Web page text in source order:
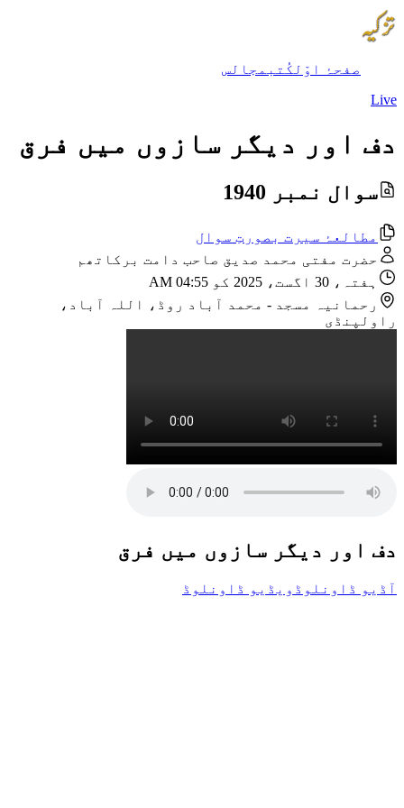
صفحۂ اوّل کُتب مجالس
Live
دف اور دیگر سازوں میں فرق
سوال نمبر 1940
مطالعۂ سیرت بصورتِ سوال
حضرت مفتی محمد صدیق صاحب دامت برکاتھم
ہفتہ، 30 اگست، 2025 کو 04:55 AM
رحمانیہ مسجد - محمد آباد روڈ، اللہ آباد،
راولپنڈی
دف اور دیگر سازوں میں فرق
آڈیو ڈاونلوڈ ویڈیو ڈاونلوڈ